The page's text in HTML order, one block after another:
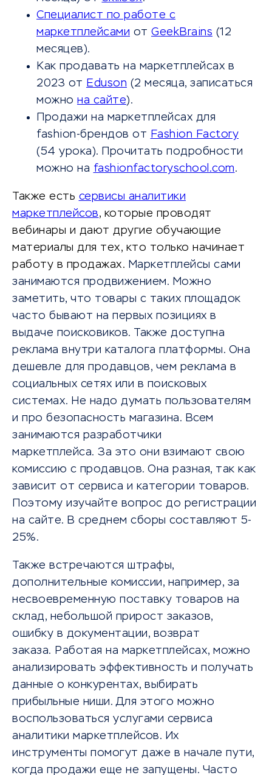
Специалист по работе с
маркетплейсами от GeekBrains (12
месяцев).
Как продавать на маркетплейсах в
2023 от Eduson (2 месяца, записаться
можно на сайте).
Продажи на маркетплейсах для
fashion-брендов от Fashion Factory
(54 урока). Прочитать подробности
можно на fashionfactoryschool.com.
Также есть сервисы аналитики
маркетплейсов, которые проводят
вебинары и дают другие обучающие
материалы для тех, кто только начинает
работу в продажах. Маркетплейсы сами
занимаются продвижением. Можно
заметить, что товары с таких площадок
часто бывают на первых позициях в
выдаче поисковиков. Также доступна
реклама внутри каталога платформы. Она
дешевле для продавцов, чем реклама в
социальных сетях или в поисковых
системах. Не надо думать пользователям
и про безопасность магазина. Всем
занимаются разработчики
маркетплейса. За это они взимают свою
комиссию с продавцов. Она разная, так как
зависит от сервиса и категории товаров.
Поэтому изучайте вопрос до регистрации
на сайте. В среднем сборы составляют 5-
25%.
Также встречаются штрафы,
дополнительные комиссии, например, за
несвоевременную поставку товаров на
склад, небольшой прирост заказов,
ошибку в документации, возврат
заказа. Работая на маркетплейсах, можно
анализировать эффективность и получать
данные о конкурентах, выбирать
прибыльные ниши. Для этого можно
воспользоваться услугами сервиса
аналитики маркетплейсов. Их
инструменты помогут даже в начале пути,
когда продажи еще не запущены. Часто